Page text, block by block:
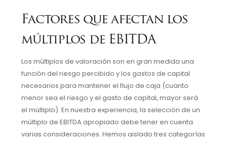
Factores que afectan los
múltiplos de EBITDA
Los múltiplos de valoración son en gran medida una
función del riesgo percibido y los gastos de capital
necesarios para mantener el flujo de caja (cuanto
menor sea el riesgo y el gasto de capital, mayor será
el múltiplo). En nuestra experiencia, la selección de un
múltiplo de EBITDA apropiado debe tener en cuenta
varias consideraciones. Hemos aislado tres categorías